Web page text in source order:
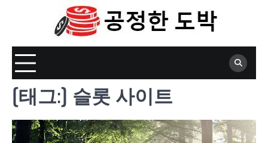
[태그:] 슬롯 사이트